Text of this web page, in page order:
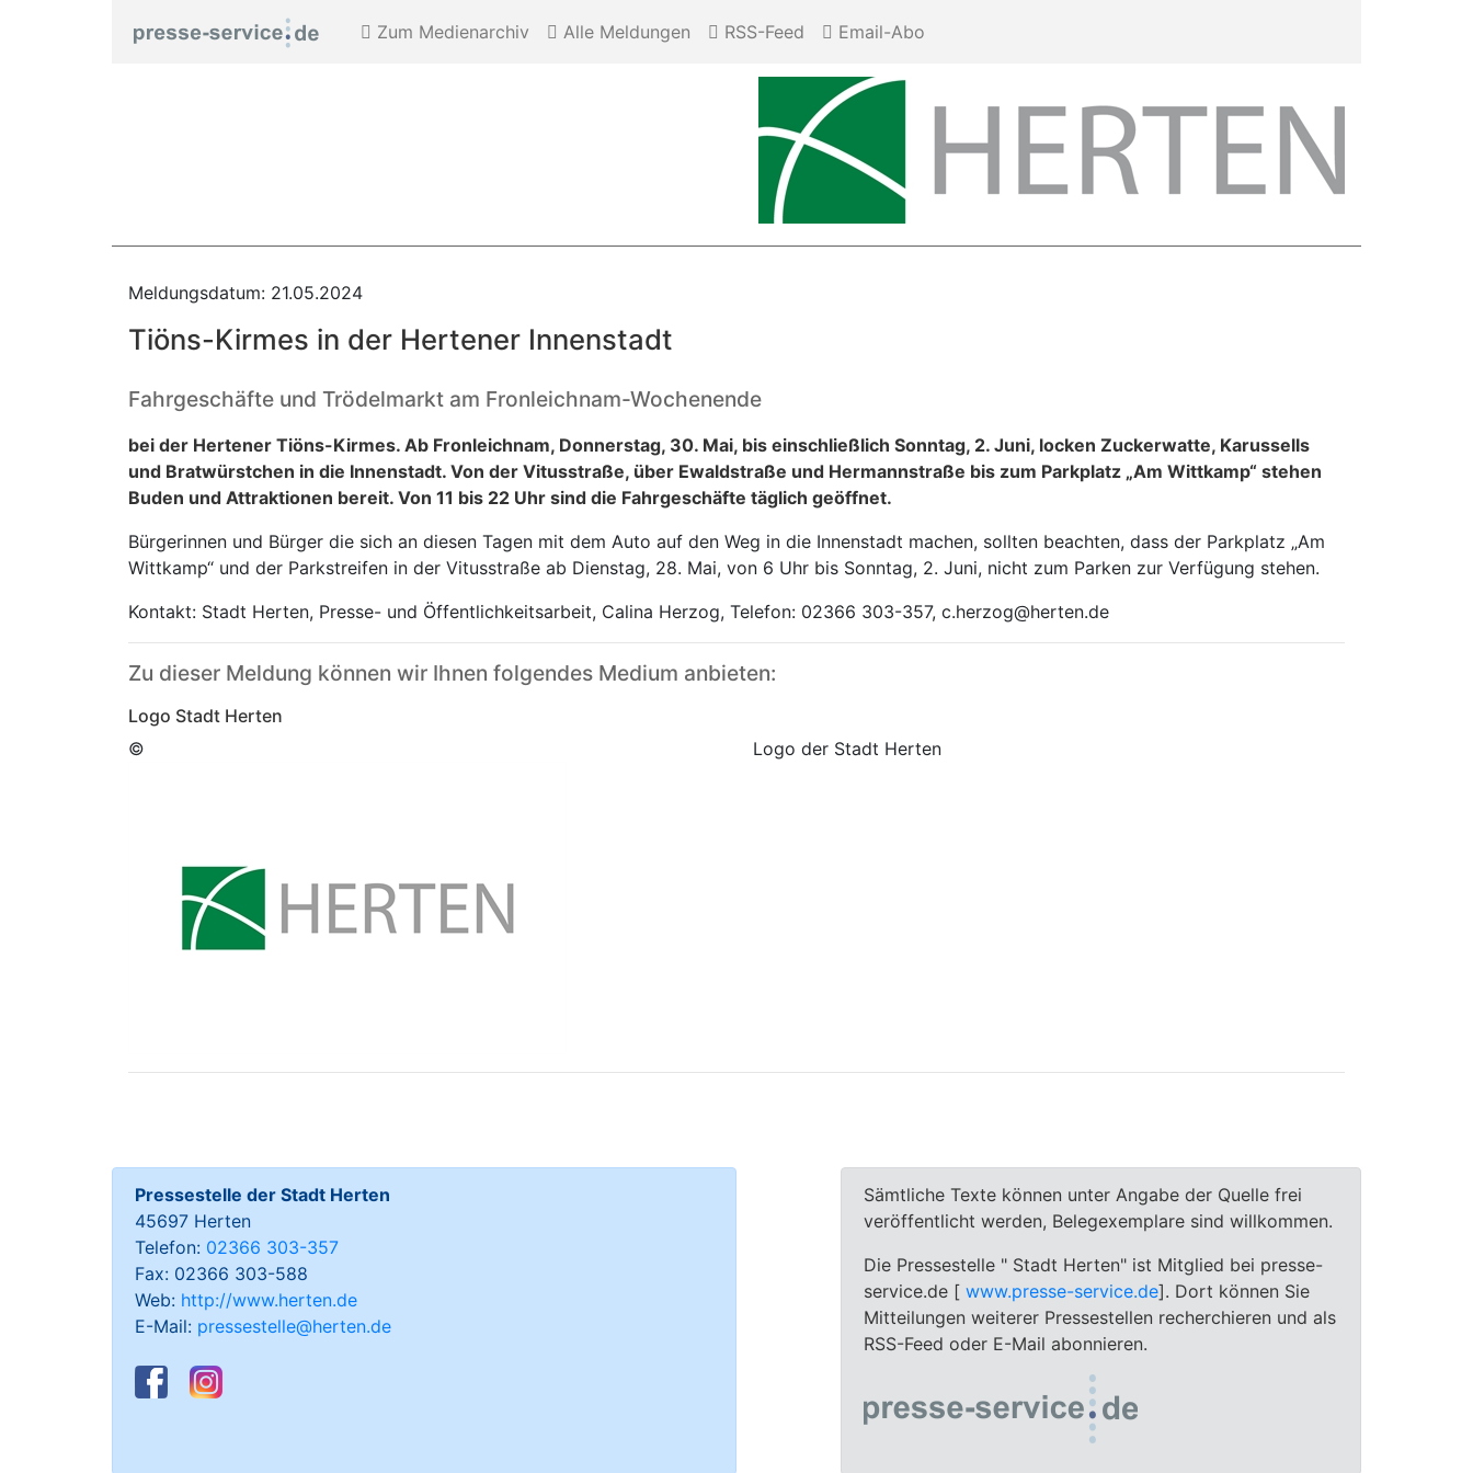
Zum Medienarchiv Alle Meldungen RSS-Feed Email-Abo
Meldungsdatum: 21.05.2024
Tiöns-Kirmes in der Hertener Innenstadt
Fahrgeschäfte und Trödelmarkt am Fronleichnam-Wochenende
bei der Hertener Tiöns-Kirmes. Ab Fronleichnam, Donnerstag, 30. Mai, bis einschließlich Sonntag, 2. Juni, locken Zuckerwatte, Karussells
und Bratwürstchen in die Innenstadt. Von der Vitusstraße, über Ewaldstraße und Hermannstraße bis zum Parkplatz „Am Wittkamp“ stehen
Buden und Attraktionen bereit. Von 11 bis 22 Uhr sind die Fahrgeschäfte täglich geöffnet.
Bürgerinnen und Bürger die sich an diesen Tagen mit dem Auto auf den Weg in die Innenstadt machen, sollten beachten, dass der Parkplatz „Am
Wittkamp“ und der Parkstreifen in der Vitusstraße ab Dienstag, 28. Mai, von 6 Uhr bis Sonntag, 2. Juni, nicht zum Parken zur Verfügung stehen.
Kontakt: Stadt Herten, Presse- und Öffentlichkeitsarbeit, Calina Herzog, Telefon: 02366 303-357, c.herzog@herten.de
Zu dieser Meldung können wir Ihnen folgendes Medium anbieten:
Logo Stadt Herten
©
Logo der Stadt Herten
Pressestelle der Stadt Herten
45697 Herten
Telefon: 02366 303-357
Fax: 02366 303-588
Web: http://www.herten.de
E-Mail: pressestelle@herten.de
Sämtliche Texte können unter Angabe der Quelle frei
veröffentlicht werden, Belegexemplare sind willkommen.
Die Pressestelle " Stadt Herten" ist Mitglied bei presse-
service.de [ www.presse-service.de]. Dort können Sie
Mitteilungen weiterer Pressestellen recherchieren und als
RSS-Feed oder E-Mail abonnieren.